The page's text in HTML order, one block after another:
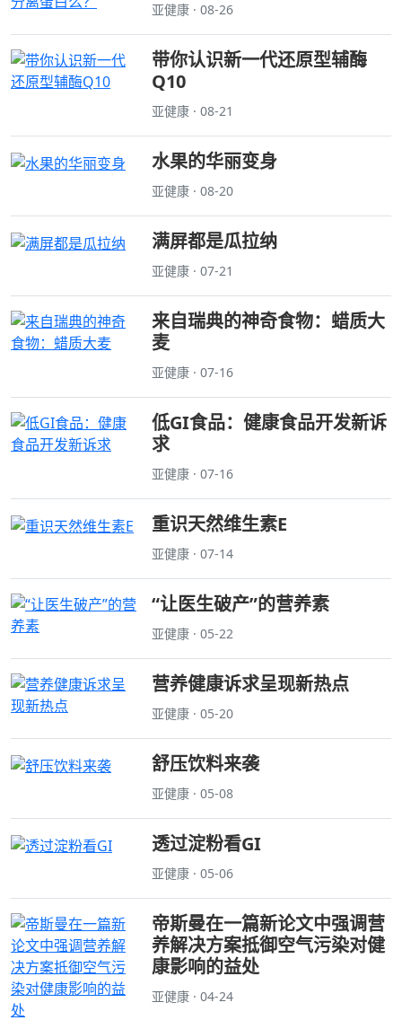
亚健康 · 08-26
带你认识新一代还原型辅酶
Q10
亚健康 · 08-21
水果的华丽变身
亚健康 · 08-20
满屏都是瓜拉纳
亚健康 · 07-21
来自瑞典的神奇食物：蜡质大
麦
亚健康 · 07-16
低GI食品：健康食品开发新诉
求
亚健康 · 07-16
重识天然维生素E
亚健康 · 07-14
“让医生破产”的营养素
亚健康 · 05-22
营养健康诉求呈现新热点
亚健康 · 05-20
舒压饮料来袭
亚健康 · 05-08
透过淀粉看GI
亚健康 · 05-06
帝斯曼在一篇新论文中强调营
养解决方案抵御空气污染对健
康影响的益处
亚健康 · 04-24